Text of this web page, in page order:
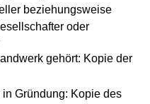
beziehungsweise
oder
gehört: Kopie der
Gründung: Kopie des